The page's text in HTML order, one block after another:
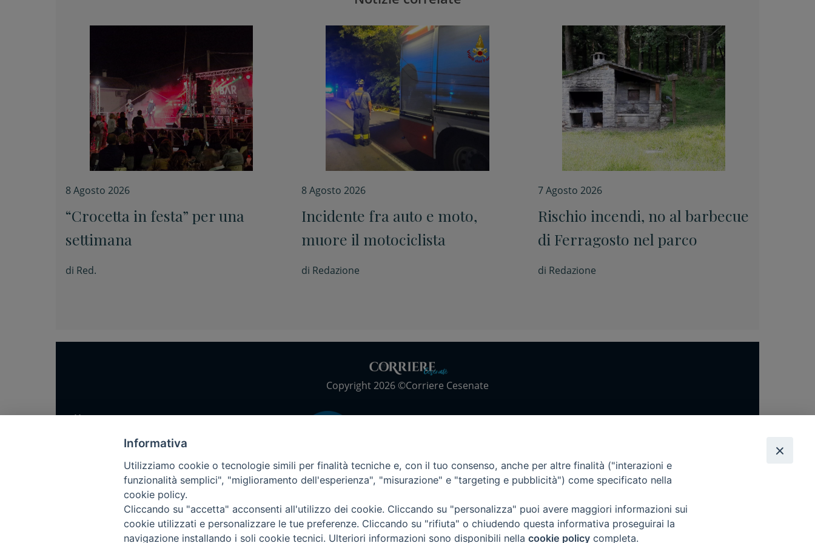
8 Agosto 2026
“Crocetta in festa” per una
settimana
di Red.
8 Agosto 2026
Incidente fra auto e moto,
muore il motociclista
di Redazione
7 Agosto 2026
Rischio incendi, no al barbecue
di Ferragosto nel parco
di Redazione
Copyright 2026 ©Corriere Cesenate
Home
Come abbonarsi
Informativa
Utilizziamo cookie o tecnologie simili per finalità tecniche e, con il tuo consenso, anche per altre finalità ("interazioni e
funzionalità semplici", "miglioramento dell'esperienza", "misurazione" e "targeting e pubblicità") come specificato nella
cookie policy.
Cliccando su "accetta" acconsenti all'utilizzo dei cookie. Cliccando su "personalizza" puoi avere maggiori informazioni sui
cookie utilizzati e personalizzare le tue preferenze. Cliccando su "rifiuta" o chiudendo questa informativa proseguirai la
navigazione installando i soli cookie tecnici. Ulteriori informazioni sono disponibili nella cookie policy completa.